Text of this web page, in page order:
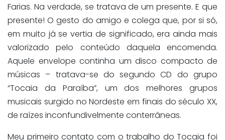
Farias. Na verdade, se tratava de um presente. E que
presente! O gesto do amigo e colega que, por si só,
em muito já se vertia de significado, era ainda mais
valorizado pelo conteúdo daquela encomenda.
Aquele envelope continha um disco compacto de
músicas – tratava-se do segundo CD do grupo
“Tocaia da Paraíba”, um dos melhores grupos
musicais surgido no Nordeste em finais do século XX,
de raízes inconfundivelmente conterrâneas.
Meu primeiro contato com o trabalho do Tocaia foi